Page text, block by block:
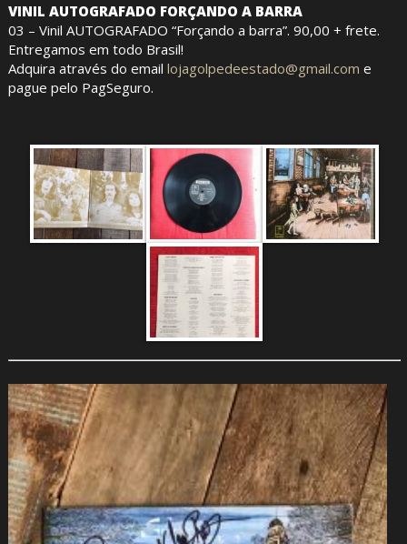
VINIL AUTOGRAFADO FORÇANDO A BARRA
03 – Vinil AUTOGRAFADO “Forçando a barra”. 90,00 + frete.
Entregamos em todo Brasil!
Adquira através do email lojagolpedeestado@gmail.com e
pague pelo PagSeguro.